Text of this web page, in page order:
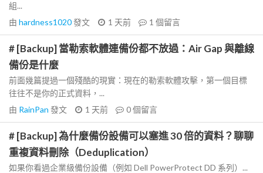
組...
由 hardness1020發文 1 天前 1 個留言
# [Backup] 當勒索軟體連備份都不放過：Air Gap 與離線
備份是什麼
前面幾篇提過一個殘酷的現實：現在的勒索軟體攻擊，第一個目標
往往不是你的正式資料，...
由 RainPan 發文 1 天前 0個留言
# [Backup] 為什麼備份設備可以塞進 30 倍的資料？聊聊
重複資料刪除（Deduplication）
如果你看過企業級備份設備（例如 Dell PowerProtect DD 系列）...